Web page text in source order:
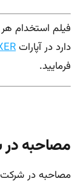
فیلم استخدام
دارد در آپارات
فرمایید.
مصاحبه
مصاحبه در